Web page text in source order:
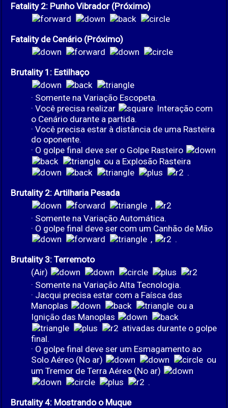
Fatality 2: Punho Vibrador (Próximo)
Fatality de Cenário (Próximo)
Brutality 1: Estilhaço
· Somente na Variação Escopeta.
· Você precisa realizar
Interação com
o Cenário durante a partida.
· Você precisa estar à distância de uma Rasteira
do oponente.
· O golpe final deve ser o Golpe Rasteiro
ou a Explosão Rasteira
.
Brutality 2: Artilharia Pesada
,
· Somente na Variação Automática.
· O golpe final deve ser com um Canhão de Mão
,
.
Brutality 3: Terremoto
(Air)
· Somente na Variação Alta Tecnologia.
· Jacqui precisa estar com a Faísca das
Manoplas
ou a
Ignição das Manoplas
ativadas durante o golpe
final.
· O golpe final deve ser um Esmagamento ao
Solo Aéreo (No ar)
ou
um Tremor de Terra Aéreo (No ar)
.
Brutality 4: Mostrando o Muque